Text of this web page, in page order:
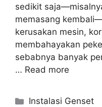
sedikit
memasang
kerusakan mesin,
membahayakan
sebabnya banyak
… Read more
Instalasi Genset